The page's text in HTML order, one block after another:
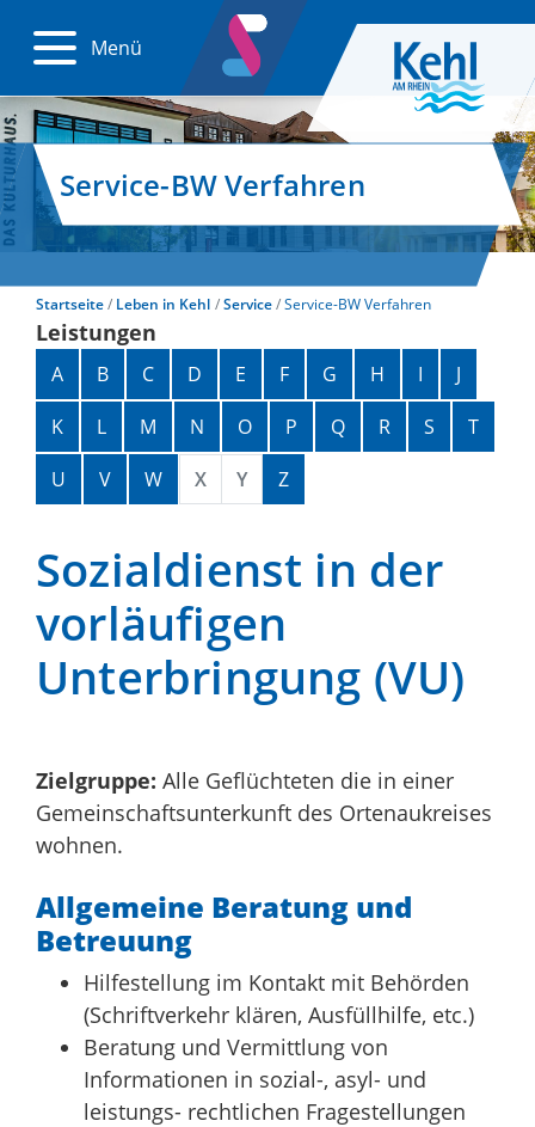
Menü
Service-BW Verfahren
Startseite Leben in Kehl Service Service-BW Verfahren
Leistungen
Alphabetisches Register überspringen
A B C D E F G H I
J
K
L M N O P Q R S
T
U
V W X Y Z
Sozialdienst in der
vorläufigen
Unterbringung (VU)
Zielgruppe: Alle Geflüchteten die in einer
Gemeinschaftsunterkunft des Ortenaukreises
wohnen.
Allgemeine Beratung und
Betreuung
Hilfestellung im Kontakt mit Behörden
(Schriftverkehr klären, Ausfüllhilfe, etc.)
Beratung und Vermittlung von
Informationen in sozial-, asyl- und
leistungs- rechtlichen Fragestellungen